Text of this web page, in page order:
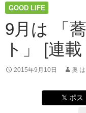
GOOD LIFE
9月は 「
ト」 [連
2015年9月10日 奥
𝕏 ポス